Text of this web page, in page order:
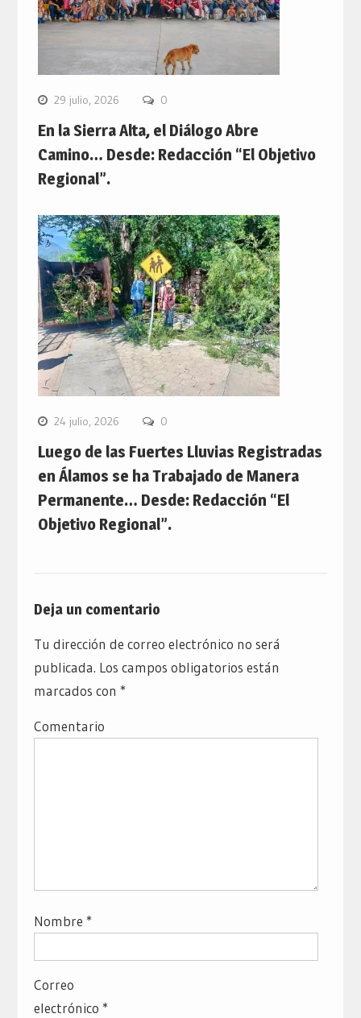
29 julio, 2026 0
En la Sierra Alta, el Diálogo Abre
Camino… Desde: Redacción “El Objetivo
Regional”.
24 julio, 2026 0
Luego de las Fuertes Lluvias Registradas
en Álamos se ha Trabajado de Manera
Permanente… Desde: Redacción “El
Objetivo Regional”.
Deja un comentario
Tu dirección de correo electrónico no será
publicada. Los campos obligatorios están
marcados con *
Comentario
Nombre *
Correo
electrónico *